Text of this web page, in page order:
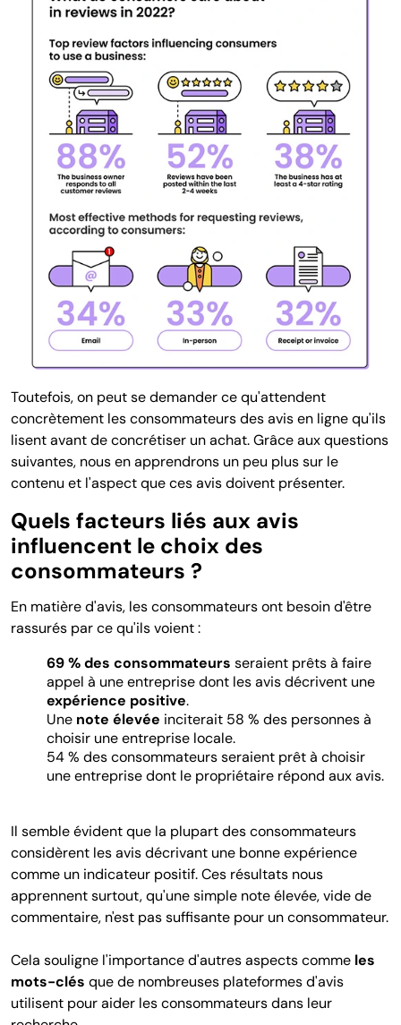
Toutefois, on peut se demander ce qu'attendent
concrètement les consommateurs des avis en ligne qu'ils
lisent avant de concrétiser un achat. Grâce aux questions
suivantes, nous en apprendrons un peu plus sur le
contenu et l'aspect que ces avis doivent présenter.
Quels facteurs liés aux avis
influencent le choix des
consommateurs ?
En matière d'avis, les consommateurs ont besoin d'être
rassurés par ce qu'ils voient :
69 % des consommateurs seraient prêts à faire
appel à une entreprise dont les avis décrivent une
expérience positive.
Une note élevée inciterait 58 % des personnes à
choisir une entreprise locale.
54 % des consommateurs seraient prêt à choisir
une entreprise dont le propriétaire répond aux avis.
Il semble évident que la plupart des consommateurs
considèrent les avis décrivant une bonne expérience
comme un indicateur positif. Ces résultats nous
apprennent surtout, qu'une simple note élevée, vide de
commentaire, n'est pas suffisante pour un consommateur.
Cela souligne l'importance d'autres aspects comme les
mots-clés que de nombreuses plateformes d'avis
utilisent pour aider les consommateurs dans leur